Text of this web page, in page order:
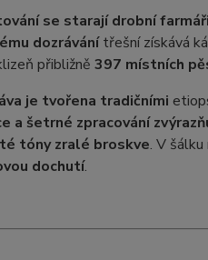
se starají drobní farmáři
dozrávánítřešní získává
přibližně 397 místních
je tvořena tradičními
a šetrné zpracování
tóny zralé broskve. V šálku
dochutí.